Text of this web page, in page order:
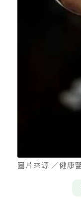
圖片來源 ／健康